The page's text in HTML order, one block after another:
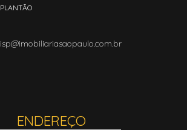
PLANTÃO
isp@imobiliariasaopaulo.com.br
ENDEREÇO